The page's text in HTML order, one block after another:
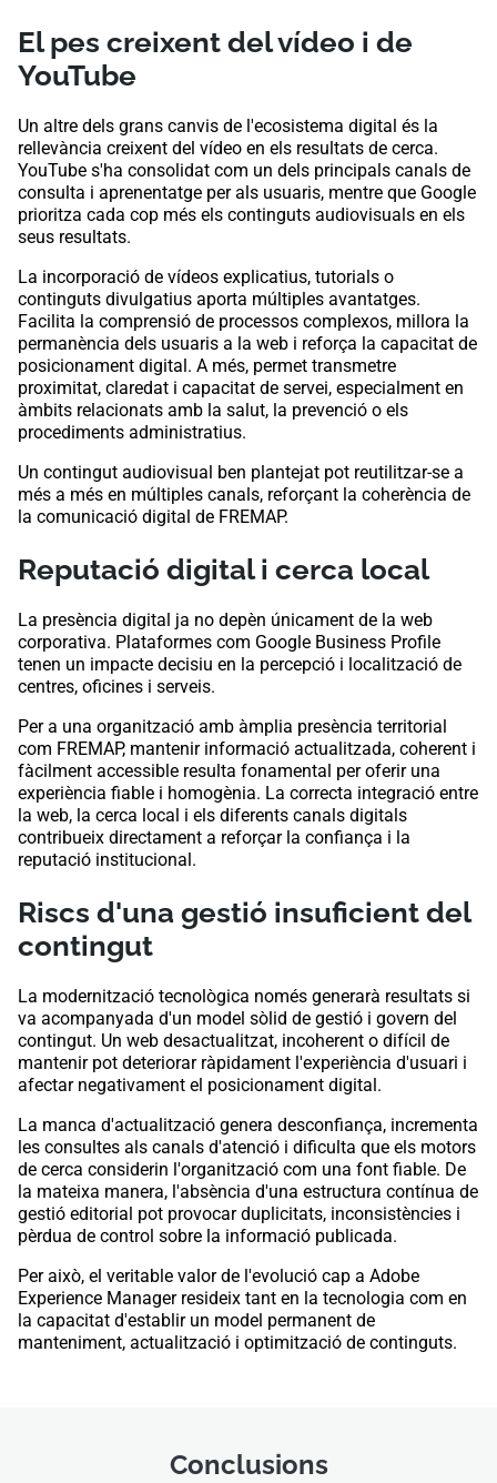
El pes creixent del vídeo i de
YouTube
Un altre dels grans canvis de l'ecosistema digital és la
rellevància creixent del vídeo en els resultats de cerca.
YouTube s'ha consolidat com un dels principals canals de
consulta i aprenentatge per als usuaris, mentre que Google
prioritza cada cop més els continguts audiovisuals en els
seus resultats.
La incorporació de vídeos explicatius, tutorials o
continguts divulgatius aporta múltiples avantatges.
Facilita la comprensió de processos complexos, millora la
permanència dels usuaris a la web i reforça la capacitat de
posicionament digital. A més, permet transmetre
proximitat, claredat i capacitat de servei, especialment en
àmbits relacionats amb la salut, la prevenció o els
procediments administratius.
Un contingut audiovisual ben plantejat pot reutilitzar-se a
més a més en múltiples canals, reforçant la coherència de
la comunicació digital de FREMAP.
Reputació digital i cerca local
La presència digital ja no depèn únicament de la web
corporativa. Plataformes com Google Business Profile
tenen un impacte decisiu en la percepció i localització de
centres, oficines i serveis.
Per a una organització amb àmplia presència territorial
com FREMAP, mantenir informació actualitzada, coherent i
fàcilment accessible resulta fonamental per oferir una
experiència fiable i homogènia. La correcta integració entre
la web, la cerca local i els diferents canals digitals
contribueix directament a reforçar la confiança i la
reputació institucional.
Riscs d'una gestió insuficient del
contingut
La modernització tecnològica només generarà resultats si
va acompanyada d'un model sòlid de gestió i govern del
contingut. Un web desactualitzat, incoherent o difícil de
mantenir pot deteriorar ràpidament l'experiència d'usuari i
afectar negativament el posicionament digital.
La manca d'actualització genera desconfiança, incrementa
les consultes als canals d'atenció i dificulta que els motors
de cerca considerin l'organització com una font fiable. De
la mateixa manera, l'absència d'una estructura contínua de
gestió editorial pot provocar duplicitats, inconsistències i
pèrdua de control sobre la informació publicada.
Per això, el veritable valor de l'evolució cap a Adobe
Experience Manager resideix tant en la tecnologia com en
la capacitat d'establir un model permanent de
manteniment, actualització i optimització de continguts.
Conclusions